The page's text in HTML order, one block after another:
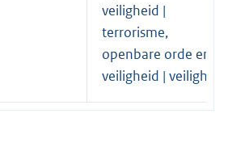
veiligheid |
terrorisme,
openbare orde en
veiligheid | veiligheid